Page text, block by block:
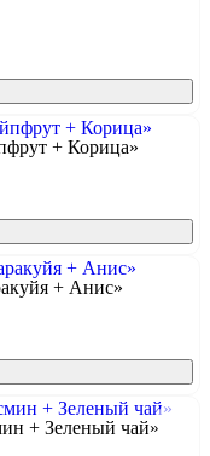
+ Корица»
+ Анис»
+ Зеленый чай»